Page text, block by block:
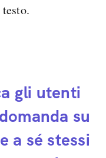
gli utenti
su
a sé stessi